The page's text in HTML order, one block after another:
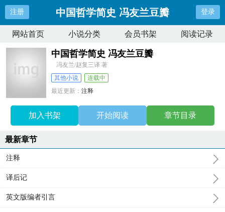
注册 中国哲学简史 冯友兰豆瓣 登录
网站首页 小说分类 会员书架 阅读记录
中国哲学简史 冯友兰豆瓣
冯友兰/赵复三译 著
其他小说
连载中
最近更新：注释
加入书架 开始阅读 章节目录
最新章节
注释
译后记
英文版编者引言